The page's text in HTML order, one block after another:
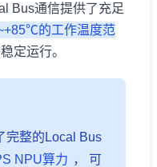
Bus通信提供了充足
的工作温度范
定运行。
完整的Local Bus
NPU算力 ， 可